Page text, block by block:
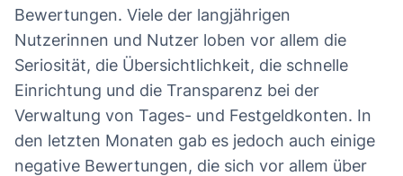
Bewertungen. Viele der langjährigen
Nutzerinnen und Nutzer loben vor allem die
Seriosität, die Übersichtlichkeit, die schnelle
Einrichtung und die Transparenz bei der
Verwaltung von Tages- und Festgeldkonten. In
den letzten Monaten gab es jedoch auch einige
negative Bewertungen, die sich vor allem über